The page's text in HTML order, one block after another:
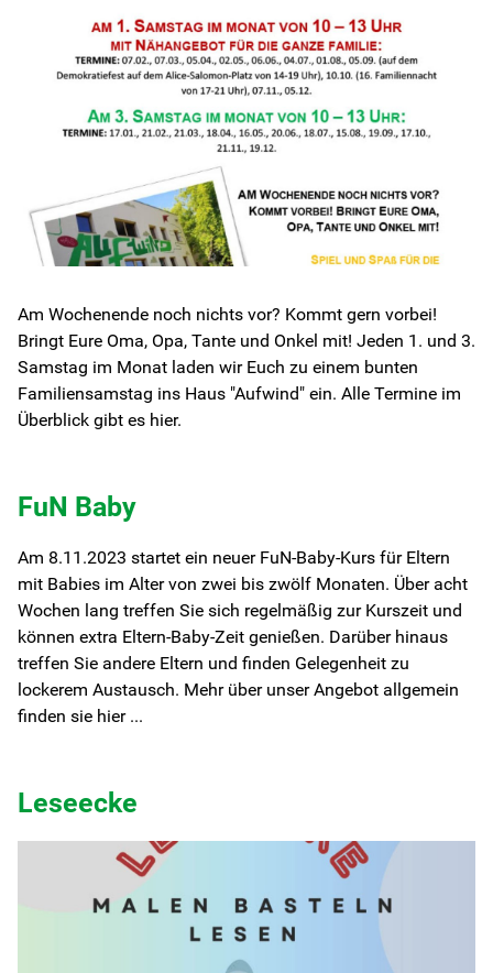
Am Wochenende noch nichts vor? Kommt gern vorbei!
Bringt Eure Oma, Opa, Tante und Onkel mit! Jeden 1. und 3.
Samstag im Monat laden wir Euch zu einem bunten
Familiensamstag ins Haus "Aufwind" ein. Alle Termine im
Überblick gibt es hier.
FuN Baby
Am 8.11.2023 startet ein neuer FuN-Baby-Kurs für Eltern
mit Babies im Alter von zwei bis zwölf Monaten. Über acht
Wochen lang treffen Sie sich regelmäßig zur Kurszeit und
können extra Eltern-Baby-Zeit genießen. Darüber hinaus
treffen Sie andere Eltern und finden Gelegenheit zu
lockerem Austausch. Mehr über unser Angebot allgemein
finden sie hier ...
Leseecke